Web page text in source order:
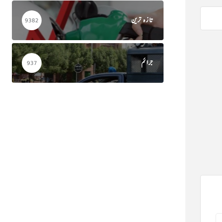
تازہ ترین 9382
جرائم 937